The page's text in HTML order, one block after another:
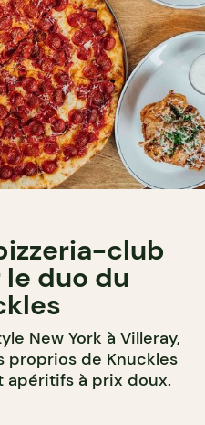
club
duo du
New York à Villeray,
proprios de Knuckles
apéritifs à prix doux.